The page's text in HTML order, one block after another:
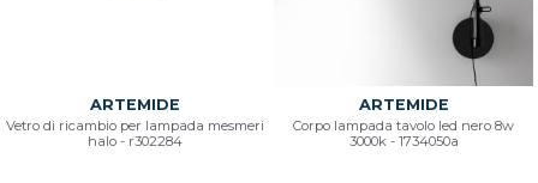
ARTEMIDE
Vetro di ricambio per lampada mesmeri
halo - r302284
ARTEMIDE
Corpo lampada tavolo led nero 8w
3000k - 1734050a